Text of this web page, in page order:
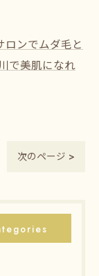
ロンでムダ毛と
で美肌になれ
次のページ >